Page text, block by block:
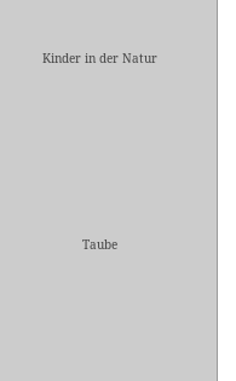
Kinder in der Natur
Taube